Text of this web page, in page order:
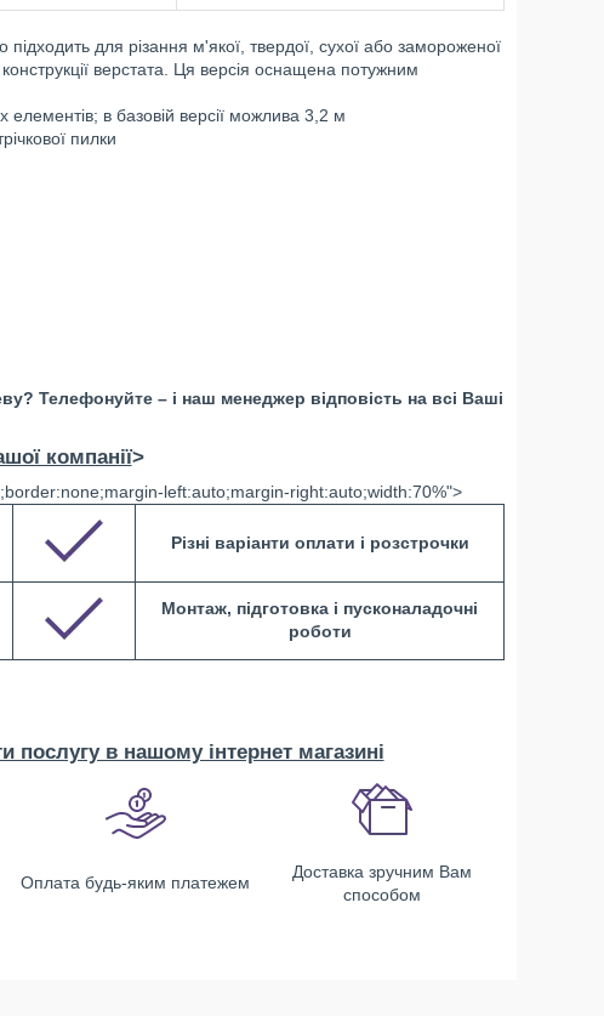
підходить для різання м'якої, твердої, сухої або замороженої
верстата. Ця версія оснащена потужним
в базовій версії можлива 3,2 м
пилки
Телефонуйте – і наш менеджер відповість на всі Ваші
компанії>
left:auto;margin-right:auto;width:70%">
Різні варіанти оплати і розстрочки
Монтаж, підготовка і пусконаладочні
роботи
в нашому інтернет магазині
Оплата будь-яким платежем
Доставка зручним Вам
способом